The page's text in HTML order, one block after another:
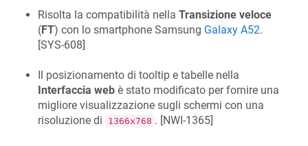
Risolta la compatibilità nella Transizione veloce
(FT) con lo smartphone Samsung Galaxy A52.
[SYS-608]
Il posizionamento di tooltip e tabelle nella
Interfaccia web è stato modificato per fornire una
migliore visualizzazione sugli schermi con una
risoluzione di
1366x768 . [NWI-1365]